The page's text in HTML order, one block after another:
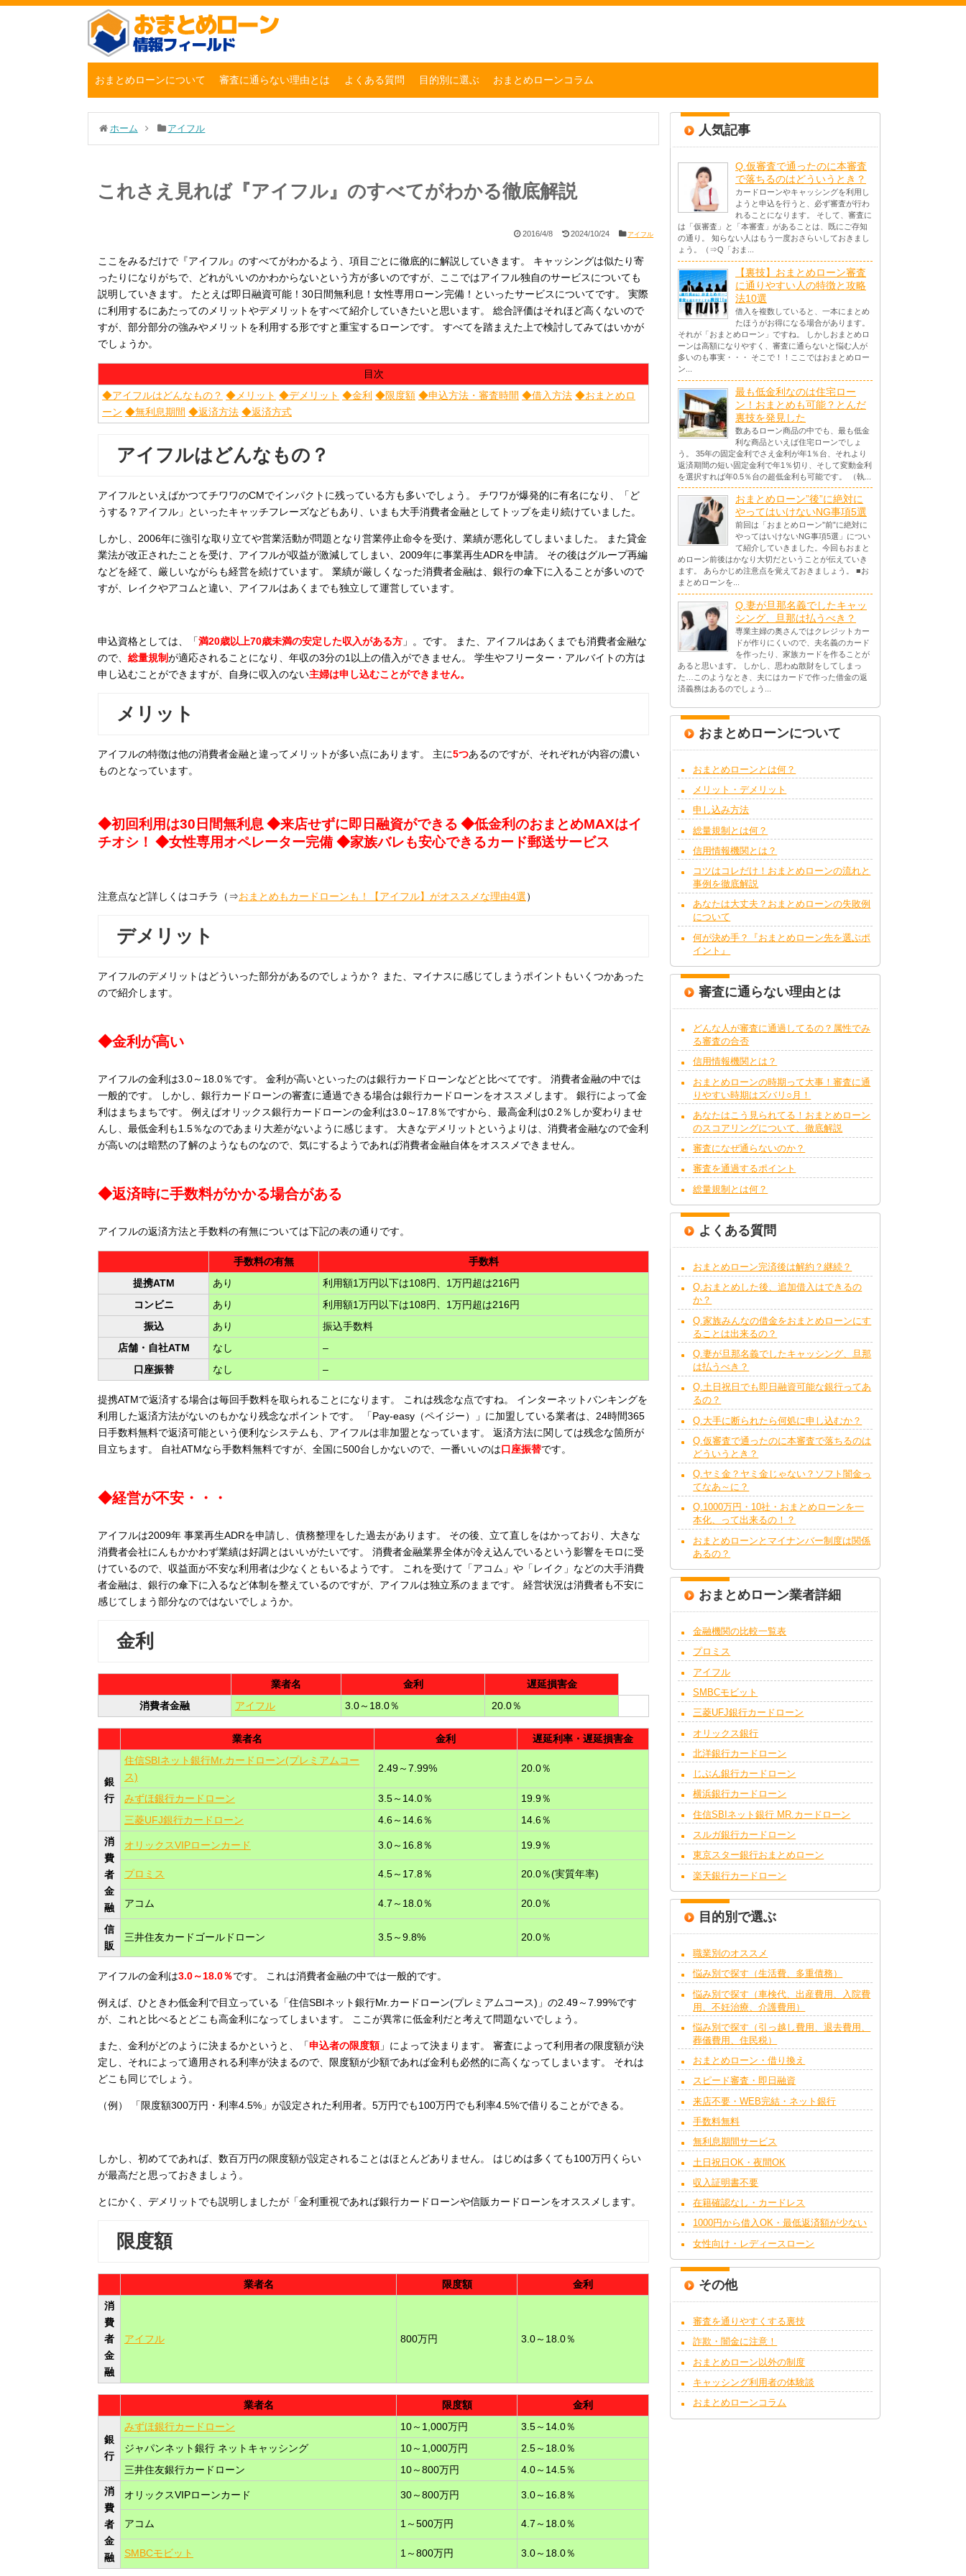
おまとめローンについて 審査に通らない理由とは よくある質問 目的別に選ぶ おまとめローンコラム
ホーム アイフル
これさえ見れば『アイフル』のすべてがわかる徹底解説
2016/4/8 2024/10/24 アイフル
ここをみるだけで『アイフル』のすべてがわかるよう、項目ごとに徹底的に解説していきます。 キャッシングは似たり寄
ったりになりがちで、どれがいいのかわからないという方が多いのですが、ここではアイフル独自のサービスについても
説明していきます。 たとえば即日融資可能！30日間無利息！女性専用ローン完備！といったサービスについてです。 実際
に利用するにあたってのメリットやデメリットをすべて紹介していきたいと思います。 総合評価はそれほど高くないので
すが、部分部分の強みやメリットを利用する形ですと重宝するローンです。 すべてを踏まえた上で検討してみてはいかが
でしょうか。
目次
◆アイフルはどんなもの？ ◆メリット ◆デメリット ◆金利 ◆限度額 ◆申込方法・審査時間 ◆借入方法 ◆おまとめロ
ーン ◆無利息期間 ◆返済方法 ◆返済方式
アイフルはどんなもの？
アイフルといえばかつてチワワのCMでインパクトに残っている方も多いでしょう。 チワワが爆発的に有名になり、「ど
うする？アイフル」といったキャッチフレーズなどもあり、いまも大手消費者金融としてトップを走り続けていました。
しかし、2006年に強引な取り立てや営業活動が問題となり営業停止命令を受け、業績が悪化してしまいました。 また貸金
業法が改正されたことを受け、アイフルが収益が激減してしまい、2009年に事業再生ADRを申請。 その後はグループ再編
などを経て、厳しいながらも経営を続けています。 業績が厳しくなった消費者金融は、銀行の傘下に入ることが多いので
すが、レイクやアコムと違い、アイフルはあくまでも独立して運営しています。
申込資格としては、「満20歳以上70歳未満の安定した収入がある方 」。です。 また、アイフルはあくまでも消費者金融な
ので、 総量規制が適応されることになり、年収の3分の1以上の借入ができません。 学生やフリーター・アルバイトの方は
申し込むことができますが、自身に収入のない主婦は申し込むことができません。
メリット
アイフルの特徴は他の消費者金融と違ってメリットが多い点にあります。 主に5つあるのですが、それぞれが内容の濃い
ものとなっています。
◆初回利用は30日間無利息◆来店せずに即日融資ができる ◆低金利のおまとめMAXはイ
チオシ！ ◆女性専用オペレーター完備 ◆家族バレも安心できるカード郵送サービス
注意点など詳しくはコチラ（⇒おまとめもカードローンも！【アイフル】がオススメな理由4選）
デメリット
アイフルのデメリットはどういった部分があるのでしょうか？ また、マイナスに感じてしまうポイントもいくつかあった
ので紹介します。
◆金利が高い
アイフルの金利は3.0～18.0％です。 金利が高いといったのは銀行カードローンなどと比べてです。 消費者金融の中では
一般的です。 しかし、銀行カードローンの審査に通過できる場合は銀行カードローンをオススメします。 銀行によって金
利はまちまちです。 例えばオリックス銀行カードローンの金利は3.0～17.8％ですから、最高金利は0.2％しか変わりませ
んし、最低金利も1.5％なのであまり大差がないように感じます。 大きなデメリットというよりは、消費者金融なので金利
が高いのは暗黙の了解のようなものなので、気にするようであれば消費者金融自体をオススメできません。
◆返済時に手数料がかかる場合がある
アイフルの返済方法と手数料の有無については下記の表の通りです。
手数料の有無
手数料
提携ATM
あり
利用額1万円以下は108円、1万円超は216円
コンビニ
あり
利用額1万円以下は108円、1万円超は216円
振込
あり
振込手数料
店舗・自社ATM
なし
–
口座振替
なし –
提携ATMで返済する場合は毎回手数料を取られることになります。 これは残念な点ですね。 インターネットバンキングを
利用した返済方法がないのもかなり残念なポイントです。 「Pay-easy（ペイジー）」に加盟している業者は、24時間365
日手数料無料で返済可能という便利なシステムも、アイフルは非加盟となっています。 返済方法に関しては残念な箇所が
目立ちます。 自社ATMなら手数料無料ですが、全国に500台しかないので、一番いいのは口座振替です。
◆経営が不安・・・
アイフルは2009年 事業再生ADRを申請し、債務整理をした過去があります。 その後、立て直しをはかっており、大きな
消費者会社にんもかかわず業績は好調とはいいがたいです。 消費者金融業界全体が冷え込んでいるという影響をモロに受
けているので、収益面が不安な利用者は少なくともいるようです。 これを受けて「アコム」や「レイク」などの大手消費
者金融は、銀行の傘下に入るなど体制を整えているのですが、アイフルは独立系のままです。 経営状況は消費者も不安に
感じてしまう部分なのではないでしょうか。
金利
業者名 金利
遅延損害金
消費者金融
アイフル 3.0～18.0％ 20.0％
業者名 金利 遅延利率・遅延損害金
銀
行
住信SBIネット銀行Mr.カードローン(プレミアムコー
ス)
2.49～7.99% 20.0％
みずほ銀行カードローン 3.5～14.0％
19.9％
三菱UFJ銀行カードローン
4.6～14.6％
14.6％
消
費
者
金
融
オリックスVIPローンカード 3.0～16.8％ 19.9％
プロミス 4.5～17.8％ 20.0％(実質年率)
アコム 4.7～18.0％ 20.0％
信
販
三井住友カードゴールドローン 3.5～9.8% 20.0％
アイフルの金利は3.0～18.0％です。 これは消費者金融の中では一般的です。
例えば、ひときわ低金利で目立っている「住信SBIネット銀行Mr.カードローン(プレミアムコース)」の2.49～7.99%です
が、これと比べるとどこも高金利になってしまいます。 ここが異常に低金利だと考えて問題ないでしょう。
また、金利がどのように決まるかというと、「申込者の限度額」によって決まります。 審査によって利用者の限度額が決
定し、それによって適用される利率が決まるので、限度額が少額であれば金利も必然的に高くなってしまいます。 それは
どこも同じでしょう。
（例） 「限度額300万円・利率4.5%」が設定された利用者。5万円でも100万円でも利率4.5%で借りることができる。
しかし、初めてであれば、数百万円の限度額が設定されることはほとんどありません。 はじめは多くても100万円くらい
が最高だと思っておきましょう。
とにかく、デメリットでも説明しましたが「金利重視であれば銀行カードローンや信販カードローンをオススメします。
限度額
業者名 限度額
金利
消
費
者
金
融
アイフル 800万円 3.0～18.0％
業者名 限度額 金利
銀
行
みずほ銀行カードローン 10～1,000万円
3.5～14.0％
ジャパンネット銀行 ネットキャッシング
10～1,000万円
2.5～18.0％
三井住友銀行カードローン
10～800万円
4.0～14.5％
消
費
者
金
融
オリックスVIPローンカード 30～800万円 3.0～16.8％
アコム 1～500万円 4.7～18.0％
SMBCモビット 1～800万円 3.0～18.0％
人気記事
Q.仮審査で通ったのに本審査
で落ちるのはどういうとき？
カードローンやキャッシングを利用し
ようと申込を行うと、必ず審査が行わ
れることになります。 そして、審査に
は「仮審査」と「本審査」があることは、既にご存知
の通り。 知らない人はもう一度おさらいしておきまし
ょう。（⇒Q「おま...
【裏技】おまとめローン審査
に通りやすい人の特徴と攻略
法10選
借入を複数していると、一本にまとめ
たほうがお得になる場合があります。
それが「おまとめローン」ですね。 しかしおまとめロ
ーンは高額になりやすく、審査に通らないと悩む人が
多いのも事実・・・ そこで！！ここではおまとめロー
ン...
最も低金利なのは住宅ロー
ン！おまとめも可能？とんだ
裏技を発見した
数あるローン商品の中でも、最も低金
利な商品といえば住宅ローンでしょ
う。 35年の固定金利でさえ金利が年1％台、それより
返済期間の短い固定金利で年1％切り、そして変動金利
を選択すれば年0.5％台の超低金利も可能です。 （執...
おまとめローン”後”に絶対に
やってはいけないNG事項5選
前回は「おまとめローン”前”に絶対に
やってはいけないNG事項5選」につい
て紹介していきました。今回もおまと
めローン前後はかなり大切だということが伝えていき
ます。 あらかじめ注意点を覚えておきましょう。 ■お
まとめローンを...
Q.妻が旦那名義でしたキャッ
シング、旦那は払うべき？
専業主婦の奥さんではクレジットカー
ドが作りにくいので、夫名義のカード
を作ったり、家族カードを作ることが
あると思います。 しかし、思わぬ散財をしてしまっ
た…このようなとき、夫にはカードで作った借金の返
済義務はあるのでしょう...
おまとめローンについて
おまとめローンとは何？
メリット・デメリット
申し込み方法
総量規制とは何？
信用情報機関とは？
コツはコレだけ！おまとめローンの流れと
事例を徹底解説
あなたは大丈夫？おまとめローンの失敗例
について
何が決め手？『おまとめローン先を選ぶポ
イント』
審査に通らない理由とは
どんな人が審査に通過してるの？属性でみ
る審査の合否
信用情報機関とは？
おまとめローンの時期って大事！審査に通
りやすい時期はズバリ○月！
あなたはこう見られてる！おまとめローン
のスコアリングについて、徹底解説
審査になぜ通らないのか？
審査を通過するポイント
総量規制とは何？
よくある質問
おまとめローン完済後は解約？継続？
Q.おまとめした後、追加借入はできるの
か？
Q.家族みんなの借金をおまとめローンにす
ることは出来るの？
Q.妻が旦那名義でしたキャッシング、旦那
は払うべき？
Q.土日祝日でも即日融資可能な銀行ってあ
るの？
Q.大手に断られたら何処に申し込むか？
Q.仮審査で通ったのに本審査で落ちるのは
どういうとき？
Q.ヤミ金？ヤミ金じゃない？ソフト闇金っ
てなあ～に？
Q.1000万円・10社・おまとめローンを一
本化、って出来るの！？
おまとめローンとマイナンバー制度は関係
あるの？
おまとめローン業者詳細
金融機関の比較一覧表
プロミス
アイフル
SMBCモビット
三菱UFJ銀行カードローン
オリックス銀行
北洋銀行カードローン
じぶん銀行カードローン
横浜銀行カードローン
住信SBIネット銀行 MR.カードローン
スルガ銀行カードローン
東京スター銀行おまとめローン
楽天銀行カードローン
目的別で選ぶ
職業別のオススメ
悩み別で探す（生活費、多重債務）
悩み別で探す（車検代、出産費用、入院費
用、不妊治療、介護費用）
悩み別で探す（引っ越し費用、退去費用、
葬儀費用、住民税）
おまとめローン・借り換え
スピード審査・即日融資
来店不要・WEB完結・ネット銀行
手数料無料
無利息期間サービス
土日祝日OK・夜間OK
収入証明書不要
在籍確認なし・カードレス
1000円から借入OK・最低返済額が少ない
女性向け・レディースローン
その他
審査を通りやすくする裏技
詐欺・闇金に注意！
おまとめローン以外の制度
キャッシング利用者の体験談
おまとめローンコラム